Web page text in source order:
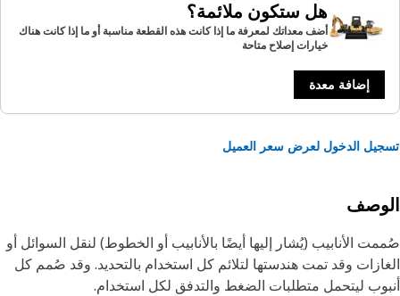
هل ستكون ملائمة؟
أضف معداتك لمعرفة ما إذا كانت هذه القطعة مناسبة أو ما إذا كانت هناك
خيارات إصلاح متاحة
إضافة معدة
الدخول لعرض سعر العميل
الأنابيب (يُشار إليها أيضًا بالأنابيب أو الخطوط) لنقل السوائل أو
وقد تمت هندستها لتلائم كل استخدام بالتحديد. وقد صُمم كل
ليتحمل متطلبات الضغط والتدفق لكل استخدام.